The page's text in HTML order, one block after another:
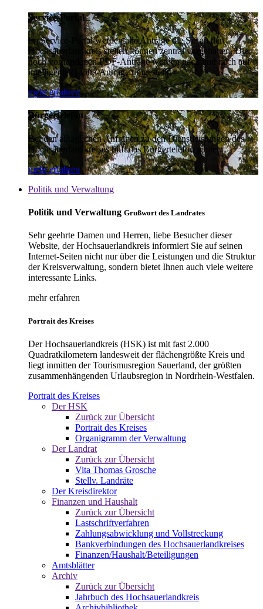
Service-Portal
Im Service-Portal werden alle Anträge die Sie an den
Hochsauerlandkreis stellen können zentral vorgehalten. Die
noch vorhandenen PDF-Anträge werden nach und nach auf
intelligente Online-Anträge umgestellt.
mehr erfahren
Bürgertelefon
Bei den alltäglichen Anfragen zu den Dienstleistungen des
Hochsauerlandkreises hilft das Bürgertelefon weiter.
mehr erfahren
Politik und Verwaltung
Politik und Verwaltung Grußwort des Landrates
Sehr geehrte Damen und Herren, liebe Besucher dieser
Website, der Hochsauerlandkreis informiert Sie auf seinen
Internet-Seiten nicht nur über die Leistungen und die Struktur
der Kreisverwaltung, sondern bietet Ihnen auch viele weitere
interessante Links.
mehr erfahren
Portrait des Kreises
Der Hochsauerlandkreis (HSK) ist mit fast 2.000
Quadratkilometern landesweit der flächengrößte Kreis und
liegt inmitten der Tourismusregion Sauerland, der größten
zusammenhängenden Urlaubsregion in Nordrhein-Westfalen.
Portrait des Kreises
Der HSK
Zurück zur Übersicht
Portrait des Kreises
Organigramm der Verwaltung
Der Landrat
Zurück zur Übersicht
Vita Thomas Grosche
Stellv. Landräte
Der Kreisdirektor
Finanzen und Haushalt
Zurück zur Übersicht
Lastschriftverfahren
Zahlungsabwicklung und Vollstreckung
Bankverbindungen des Hochsauerlandkreises
Finanzen/Haushalt/Beteiligungen
Amtsblätter
Archiv
Zurück zur Übersicht
Jahrbuch des Hochsauerlandkreis